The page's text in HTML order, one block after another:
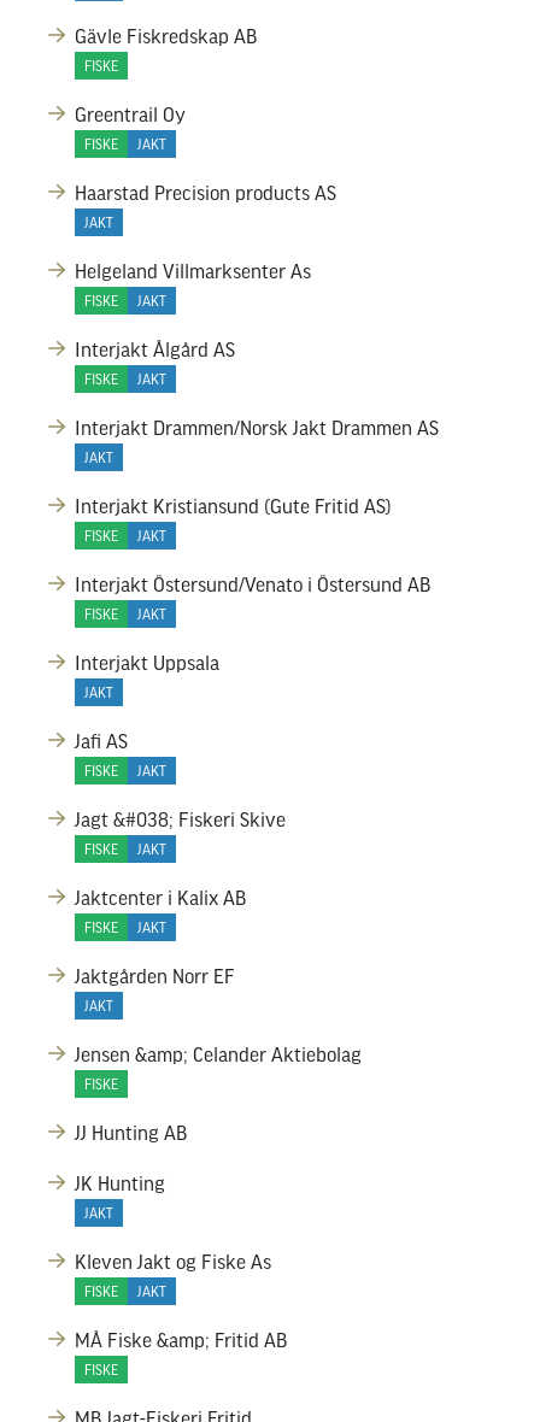
Gävle Fiskredskap AB
FISKE
Greentrail Oy
FISKE JAKT
Haarstad Precision products AS
JAKT
Helgeland Villmarksenter As
FISKE JAKT
Interjakt Ålgård AS
FISKE JAKT
Interjakt Drammen/Norsk Jakt Drammen AS
JAKT
Interjakt Kristiansund (Gute Fritid AS)
FISKE JAKT
Interjakt Östersund/Venato i Östersund AB
FISKE JAKT
Interjakt Uppsala
JAKT
Jafi AS
FISKE JAKT
Jagt &#038; Fiskeri Skive
FISKE JAKT
Jaktcenter i Kalix AB
FISKE JAKT
Jaktgården Norr EF
JAKT
Jensen &amp; Celander Aktiebolag
FISKE
JJ Hunting AB
JK Hunting
JAKT
Kleven Jakt og Fiske As
FISKE JAKT
MÅ Fiske &amp; Fritid AB
FISKE
MB Jagt-Fiskeri.Fritid